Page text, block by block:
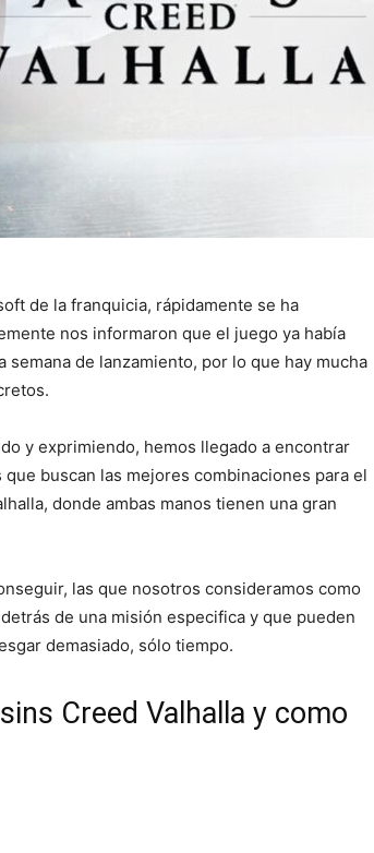
de la franquicia, rápidamente se ha
nos informaron que el juego ya había
de lanzamiento, por lo que hay mucha
y exprimiendo, hemos llegado a encontrar
buscan las mejores combinaciones para el
donde ambas manos tienen una gran
las que nosotros consideramos como
de una misión especifica y que pueden
demasiado, sólo tiempo.
Creed Valhalla y como